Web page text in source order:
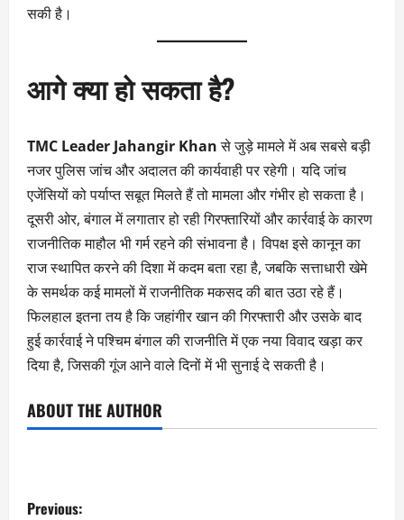
सकी है।
आगे क्या हो सकता है?
TMC Leader Jahangir Khanसे जुड़े मामले में अब सबसे बड़ी
नजर पुलिस जांच और अदालत की कार्यवाही पर रहेगी। यदि जांच
एजेंसियों को पर्याप्त सबूत मिलते हैं तो मामला और गंभीर हो सकता है।
दूसरी ओर, बंगाल में लगातार हो रही गिरफ्तारियों और कार्रवाई के कारण
राजनीतिक माहौल भी गर्म रहने की संभावना है। विपक्ष इसे कानून का
राज स्थापित करने की दिशा में कदम बता रहा है, जबकि सत्ताधारी खेमे
के समर्थक कई मामलों में राजनीतिक मकसद की बात उठा रहे हैं।
फिलहाल इतना तय है कि जहांगीर खान की गिरफ्तारी और उसके बाद
हुई कार्रवाई ने पश्चिम बंगाल की राजनीति में एक नया विवाद खड़ा कर
दिया है, जिसकी गूंज आने वाले दिनों में भी सुनाई दे सकती है।
ABOUT THE AUTHOR
Previous: